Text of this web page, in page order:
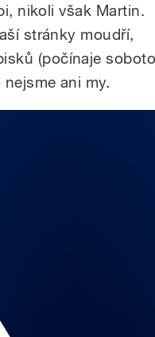
nikoli však Martin.
stránky moudří,
(počínaje
ani my.